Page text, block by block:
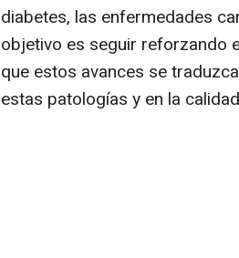
diabetes, las enfermedades
objetivo es seguir reforzando
que estos avances se
estas patologías y en la